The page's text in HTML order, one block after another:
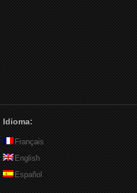
Idioma:
Français
English
Español